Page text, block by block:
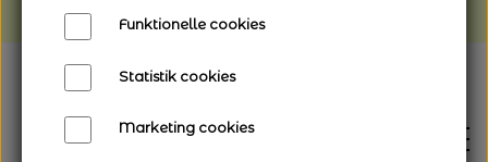
længere leveringstid
Funktionelle cookies
Statistik cookies
Marketing cookies